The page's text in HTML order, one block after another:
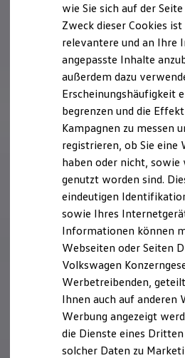
Fahrerassistenz-
Kontrollleuchten
Kurzfahrprofile und
XTL-
Ersatzteile und
Original Zubehör und
myVolkswagen
myVolkswagen Business
Elektrisch & Autonom
Elektro - &
Unser Ansatz
Klimafreundlicher
Reichweite &
Ladezeitensimulator
Ladelösungen für
Ladelösungen für
Wallbox und
Förderung & Kosten der
Autonomes Fahren
Mehr zum ID. Buzz
Online Beratung
wie Sie sich auf der
Zweck dieser Cookies
relevantere und an Ihre
angepasste Inhalte
außerdem dazu
Erscheinungshäufigkeit
begrenzen und die
Kampagnen zu messen
registrieren, ob Sie eine
haben oder nicht, sowie
genutzt worden sind.
eindeutigen
sowie Ihres
Informationen können
Webseiten oder Seiten
Volkswagen
Werbetreibenden,
Ihnen auch auf anderen
Werbung angezeigt
die Dienste eines
solcher Daten zu